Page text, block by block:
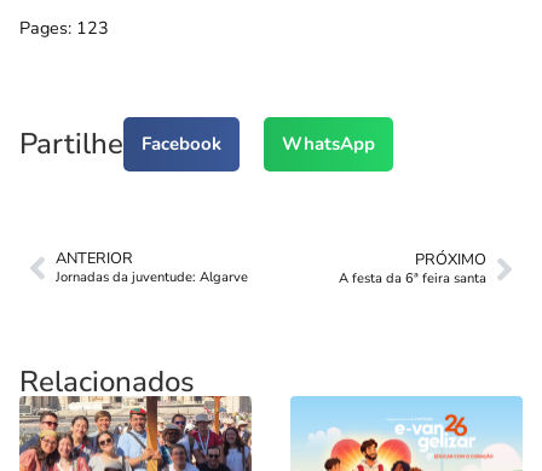
Pages: 123
Partilhe Facebook WhatsApp
ANTERIOR
Jornadas da juventude: Algarve
PRÓXIMO
A festa da 6ª feira santa
Relacionados